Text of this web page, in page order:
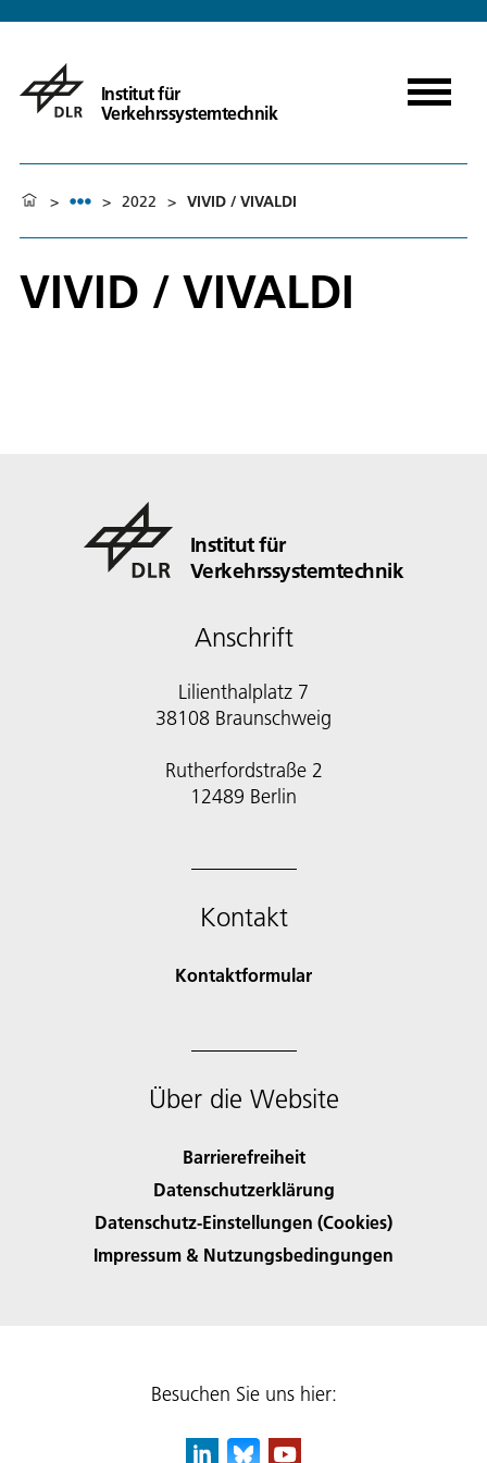
Institut für
Verkehrssystemtechnik
> > 2022 > VIVID / VIVALDI
VIVID / VIVALDI
Institut für
Verkehrssystemtechnik
Anschrift
Lilienthalplatz 7
38108 Braunschweig
Rutherfordstraße 2
12489 Berlin
Kontakt
Kontaktformular
Über die Website
Barrierefreiheit
Datenschutzerklärung
Datenschutz-Einstellungen (Cookies)
Impressum & Nutzungsbedingungen
Besuchen Sie uns hier: